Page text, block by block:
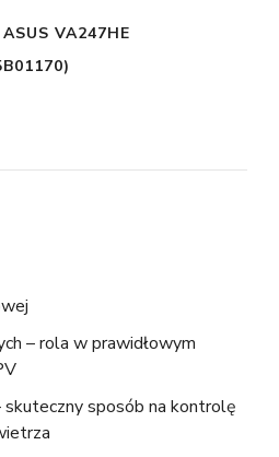
VA247HE
– rola w prawidłowym
sposób na kontrolę